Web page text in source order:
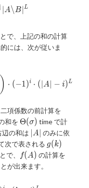
\sum _ {B \subseteq
A\B L
で、上記の和の計算
には、次が従いま
_ {B \subseteq A} (-
) ⋅ (−1)i ⋅ ( ∣A − i)L
項係数の前計算を
^ 2)
和を \Theta(\sigma)
Θ(σ) time で計
の和は |A|
A のみに依
次で表される g(k)
g(k)
で、 f(A)
f(A) の計算を
が出来ます。
= \sum _ {i = 0} ^ k